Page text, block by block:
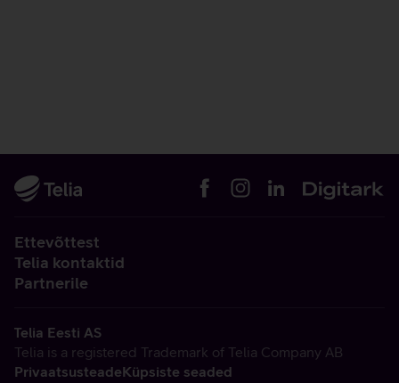
Ettevõttest
Telia kontaktid
Partnerile
Telia Eesti AS
Telia is a registered Trademark of Telia Company AB
PrivaatsusteadeKüpsiste seaded